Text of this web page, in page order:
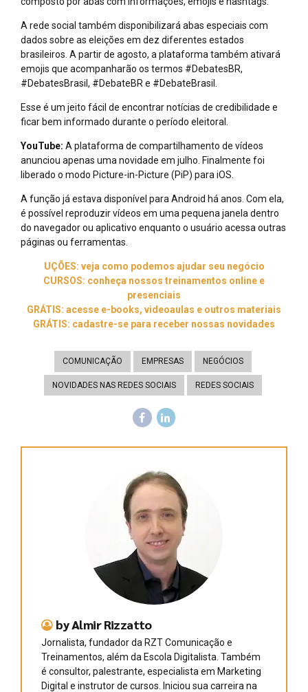
A rede social também disponibilizará abas especiais com
dados sobre as eleições em dez diferentes estados
brasileiros. A partir de agosto, a plataforma também ativará
emojis que acompanharão os termos #DebatesBR,
#DebatesBrasil, #DebateBR e #DebateBrasil.
Esse é um jeito fácil de encontrar notícias de credibilidade e
ficar bem informado durante o período eleitoral.
YouTube: A plataforma de compartilhamento de vídeos
anunciou apenas uma novidade em julho. Finalmente foi
liberado o modo Picture-in-Picture (PiP) para iOS.
A função já estava disponível para Android há anos. Com ela,
é possível reproduzir vídeos em uma pequena janela dentro
do navegador ou aplicativo enquanto o usuário acessa outras
páginas ou ferramentas.
UÇÕES: veja como podemos ajudar seu negócio
CURSOS: conheça nossos treinamentos online e
presenciais
GRÁTIS: acesse e-books, videoaulas e outros materiais
GRÁTIS: cadastre-se para receber nossas novidades
COMUNICAÇÃO EMPRESAS NEGÓCIOS
NOVIDADES NAS REDES SOCIAIS REDES SOCIAIS
by Almir Rizzatto
Jornalista, fundador da RZT Comunicação e
Treinamentos, além da Escola Digitalista. Também
é consultor, palestrante, especialista em Marketing
Digital e instrutor de cursos. Iniciou sua carreira na